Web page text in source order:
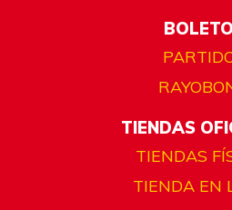
TIENDAS
TIENDAS
TIENDA EN